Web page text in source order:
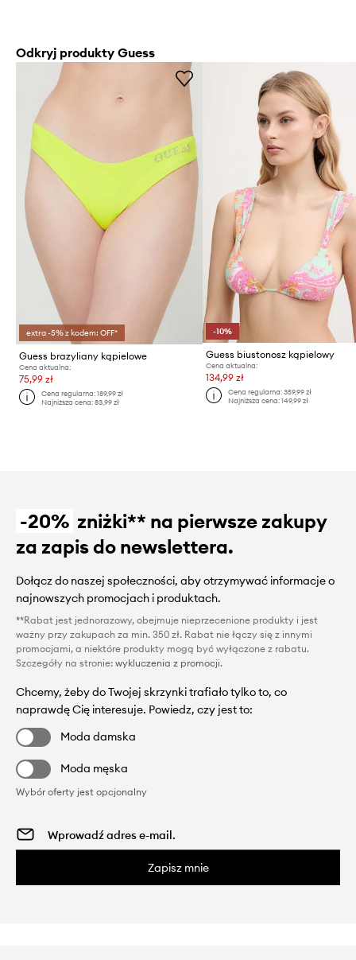
Odkryj produkty Guess
extra -5% z kodem: OFF*
Guess brazyliany kąpielowe
Cena aktualna:
75,99 zł
Cena regularna:189,99 zł
Najniższa cena:83,99 zł
-10%
Guess biustonosz kąpielowy
Cena aktualna:
134,99 zł
Cena regularna: 359,99 zł
Najniższa cena: 149,99 zł
-20% zniżki** na pierwsze zakupy
za zapis do newslettera.
Dołącz do naszej społeczności, aby otrzymywać informacje o
najnowszych promocjach i produktach.
**Rabat jest jednorazowy, obejmuje nieprzecenione produkty i jest
ważny przy zakupach za min. 350 zł. Rabat nie łączy się z innymi
promocjami, a niektóre produkty mogą być wyłączone z rabatu.
Szczegóły na stronie: wykluczenia z promocji.
Chcemy, żeby do Twojej skrzynki trafiało tylko to, co
naprawdę Cię interesuje. Powiedz, czy jest to:
Moda damska
Moda męska
Wybór oferty jest opcjonalny
Zapisz mnie